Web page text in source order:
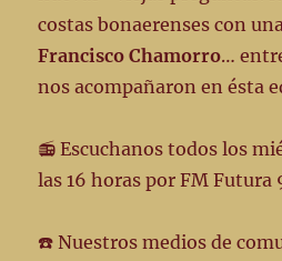
costas bonaerenses con
Francisco Chamorro…
nos acompañaron en ésta
📻 Escuchanos todos los
las 16 horas por FM Futura
☎️ Nuestros medios de